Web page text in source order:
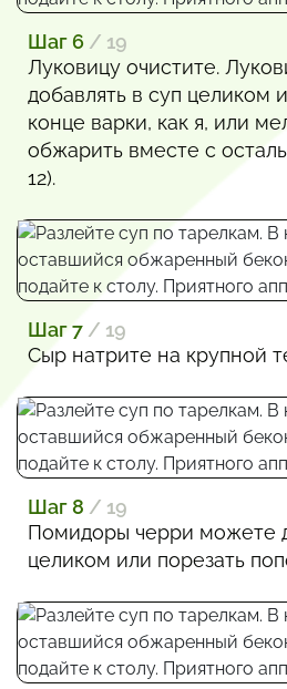
Шаг 6 / 19
Луковицу очистите.
добавлять в суп целиком
конце варки, как я, или
обжарить вместе с
12).
Шаг 7 / 19
Сыр натрите на крупной
Шаг 8 / 19
Помидоры черри можете
целиком или порезать